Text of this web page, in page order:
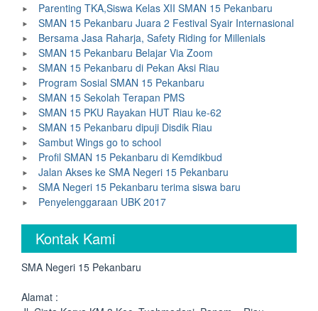
Parenting TKA,Siswa Kelas XII SMAN 15 Pekanbaru
SMAN 15 Pekanbaru Juara 2 Festival Syair Internasional
Bersama Jasa Raharja, Safety Riding for Millenials
SMAN 15 Pekanbaru Belajar Via Zoom
SMAN 15 Pekanbaru di Pekan Aksi Riau
Program Sosial SMAN 15 Pekanbaru
SMAN 15 Sekolah Terapan PMS
SMAN 15 PKU Rayakan HUT Riau ke-62
SMAN 15 Pekanbaru dipuji Disdik Riau
Sambut Wings go to school
Profil SMAN 15 Pekanbaru di Kemdikbud
Jalan Akses ke SMA Negeri 15 Pekanbaru
SMA Negeri 15 Pekanbaru terima siswa baru
Penyelenggaraan UBK 2017
Kontak Kami
SMA Negeri 15 Pekanbaru
Alamat :